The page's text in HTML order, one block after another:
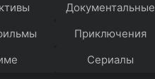
Документальные
Приключения
Сериалы